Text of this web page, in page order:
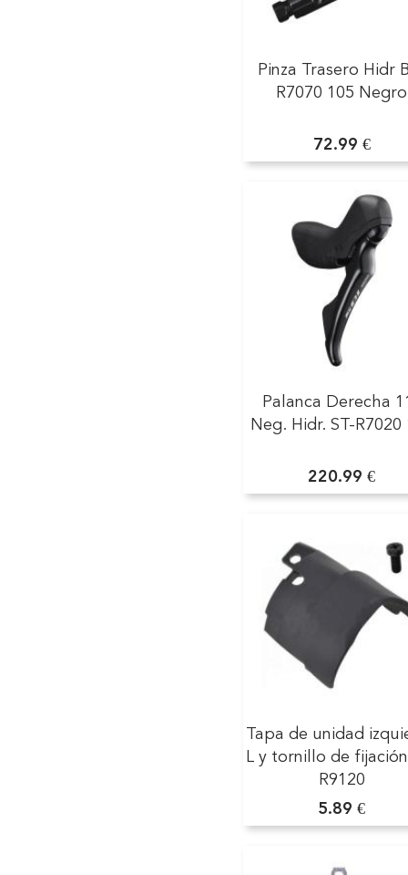
Pinza Trasero Hidr
R7070 105 Negro
72.99 €
Palanca Derecha
Neg. Hidr. ST-R7020
220.99 €
Tapa de unidad
L y tornillo de
R9120
5.89 €